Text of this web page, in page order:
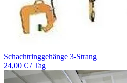
Schachtringgehänge 3-Strang
24,00 € / Tag